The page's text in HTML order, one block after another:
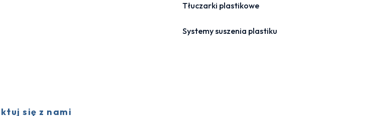
Tłuczarki plastikowe
Systemy suszenia plastiku
się z nami